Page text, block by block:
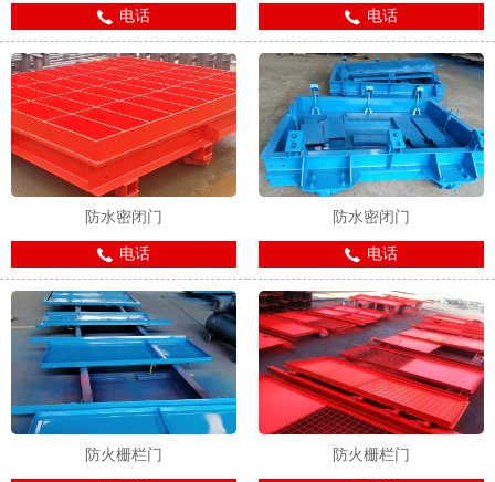
电话 电话
防水密闭门
电话
防水密闭门
电话
防火栅栏门 防火栅栏门